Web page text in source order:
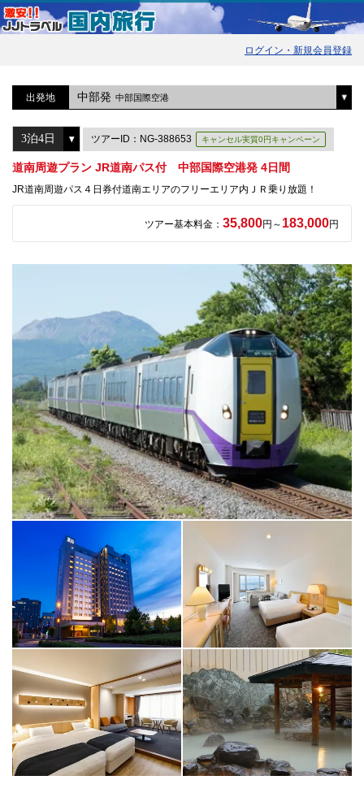
ログイン・新規会員登録
出発地 中部発 中部国際空港
ツアーID：NG-388653 キャンセル実質0円キャンペーン
道南周遊プラン JR道南パス付 中部国際空港発 4日間
JR道南周遊パス４日券付道南エリアのフリーエリア内ＪＲ乗り放題！
ツアー基本料金： 35,800円～ 183,000円